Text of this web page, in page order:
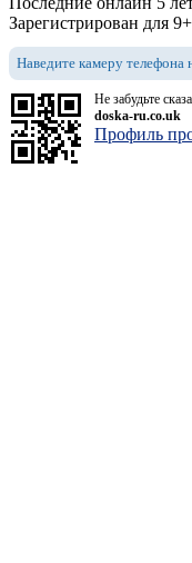
Зарегистрирован для
Наведите камеру
Не забудьте
doska-ru.co.uk
Профиль